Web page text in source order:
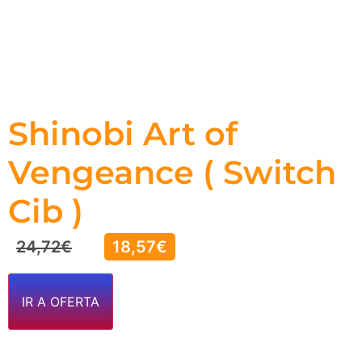
Shinobi Art of
Vengeance ( Switch
Cib )
24,72€ 18,57€
IR A OFERTA